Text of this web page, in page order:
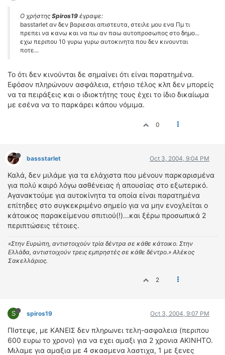
Ο χρήστης Spiros19 έγραψε:
basstarlet αν δεν βαριεσαι απιστευτα, στειλε μου ενα Πμ τι
πρεπει να κανω και να πω αν παω αυτοπροσωπος στο δημο...
εχω περιπου 10 γυρω γυρω αυτοκινητα που δεν κινουνται
ποτε...
To ότι δεν κινούνται δε σημαίνει ότι είναι παρατημένα.
Εφόσον πληρώνουν ασφάλεια, ετήσιο τέλος κλπ δεν μπορείς
να τα πειράξεις και ο ιδιοκτήτης τους έχει το ίδιο δικαίωμα
με εσένα να το παρκάρει κάπου νόμιμα.
0
bassstarlet Oct 3, 2004, 9:04 PM
Καλά, δεν μιλάμε για τα ελάχιστα που μένουν παρκαρισμένα
για πολύ καιρό λόγω ασθένειας ή απουσίας στο εξωτερικό.
Αγανακτούμε για αυτοκίνητα τα οποία είναι παρατημένα
επίτηδες στο συγκεκριμένο σημείο για να μην ενοχλείται ο
κάτοικος παρακείμενου σπιτιού(!)...και ξέρω προσωπικά 2
περιπτώσεις τέτοιες.
«Στην Ευρώπη, αντιστοιχούν τρία δέντρα σε κάθε κάτοικο. Στην
Ελλάδα, αντιστοιχούν τρεις εμπρηστές σε κάθε δέντρο.» Αλέκος
Σακελλάριος.
2
S spiros19 Oct 3, 2004, 9:07 PM
ΠΙστεψε, με ΚΑΝΕΙΣ δεν πληρωνει τελη-ασφαλεια (περιπου
600 ευρω το χρονο) για να εχει αμαξι για 2 χρονια ΑΚΙΝΗΤΟ.
Μιλαμε για αμαξια με 4 σκασμενα λαστιχα, 1 με ξενες